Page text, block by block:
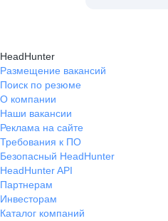
HeadHunter
Размещение вакансий
Поиск по резюме
О компании
Наши вакансии
Реклама на сайте
Требования к ПО
Безопасный HeadHunter
HeadHunter API
Партнерам
Инвесторам
Каталог компаний